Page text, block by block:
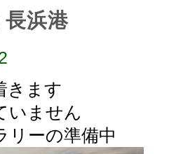
長浜港
きます
いません
リーの準備中